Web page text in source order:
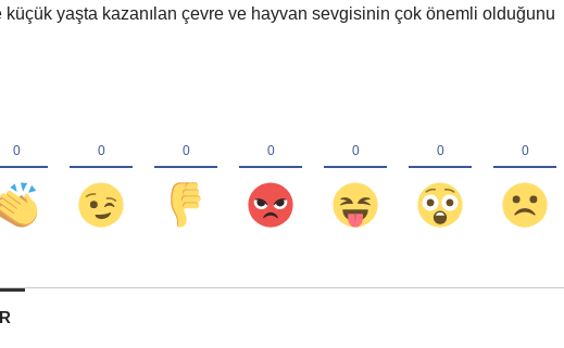
yaşta kazanılan çevre ve hayvan sevgisinin çok önemli olduğunu